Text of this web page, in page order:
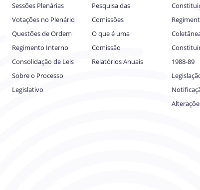
Sessões Plenárias
Votações no Plenário
Questões de Ordem
Regimento Interno
Consolidação de Leis
Sobre o Processo
Legislativo
Pesquisa das
Comissões
O que é uma
Comissão
Relatórios Anuais
1988-89